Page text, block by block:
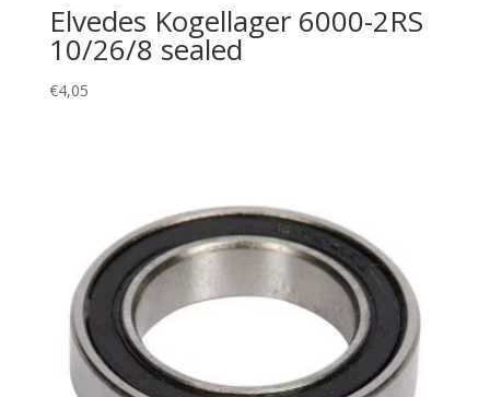
Elvedes Kogellager 6000-2RS
10/26/8 sealed
€4,05